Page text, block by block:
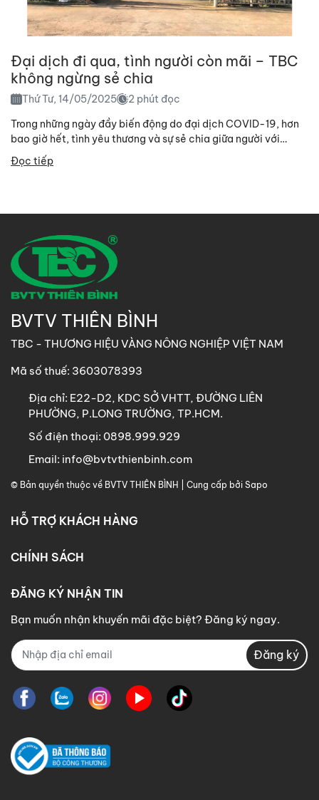
Đại dịch đi qua, tình người còn mãi – TBC
không ngừng sẻ chia
Thứ Tư, 14/05/2025
2 phút đọc
Trong những ngày đầy biến động do đại dịch COVID-19, hơn
bao giờ hết, tình yêu thương và sự sẻ chia giữa người với
người trở...
Đọc tiếp
BVTV THIÊN BÌNH
TBC - THƯƠNG HIỆU VÀNG NÔNG NGHIỆP VIỆT NAM
Mã số thuế: 3603078393
Địa chỉ: E22-D2, KDC SỞ VHTT, ĐƯỜNG LIÊN
PHƯỜNG, P.LONG TRƯỜNG, TP.HCM.
Số điện thoại: 0898.999.929
Email: info@bvtvthienbinh.com
© Bản quyền thuộc về BVTV THIÊN BÌNH | Cung cấp bởi Sapo
HỖ TRỢ KHÁCH HÀNG
CHÍNH SÁCH
ĐĂNG KÝ NHẬN TIN
Bạn muốn nhận khuyến mãi đặc biệt? Đăng ký ngay.
Đăng ký